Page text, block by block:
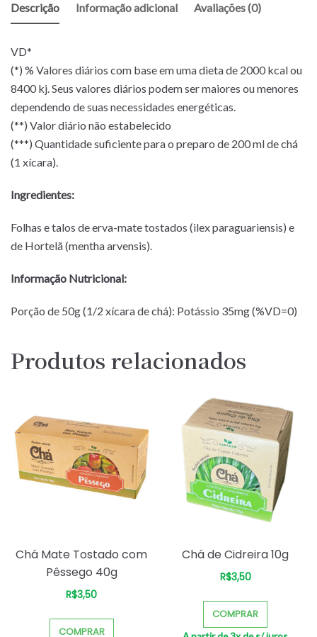
Descrição Informação adicional Avaliações (0)
VD*
(*) % Valores diários com base em uma dieta de 2000 kcal ou
8400 kj. Seus valores diários podem ser maiores ou menores
dependendo de suas necessidades energéticas.
(**) Valor diário não estabelecido
(***) Quantidade suficiente para o preparo de 200 ml de chá
(1 xícara).
Ingredientes:
Folhas e talos de erva-mate tostados (ilex paraguariensis) e
de Hortelã (mentha arvensis).
Informação Nutricional:
Porção de 50g (1/2 xícara de chá): Potássio 35mg (%VD=0)
Produtos relacionados
Chá Mate Tostado com
Pêssego 40g
R$3,50
COMPRAR
Chá de Cidreira 10g
R$3,50
COMPRAR